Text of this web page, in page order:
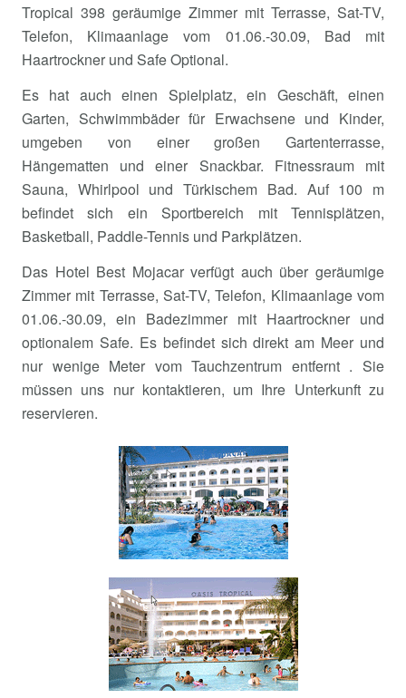
Tropical 398 geräumige Zimmer mit Terrasse, Sat-TV,
Telefon, Klimaanlage vom 01.06.-30.09, Bad mit
Haartrockner und Safe Optional.
Es hat auch einen Spielplatz, ein Geschäft, einen
Garten, Schwimmbäder für Erwachsene und Kinder,
umgeben von einer großen Gartenterrasse,
Hängematten und einer Snackbar. Fitnessraum mit
Sauna, Whirlpool und Türkischem Bad. Auf 100 m
befindet sich ein Sportbereich mit Tennisplätzen,
Basketball, Paddle-Tennis und Parkplätzen.
Das Hotel Best Mojacar verfügt auch über geräumige
Zimmer mit Terrasse, Sat-TV, Telefon, Klimaanlage vom
01.06.-30.09, ein Badezimmer mit Haartrockner und
optionalem Safe. Es befindet sich direkt am Meer und
nur wenige Meter vom Tauchzentrum entfernt . Sie
müssen uns nur kontaktieren, um Ihre Unterkunft zu
reservieren.